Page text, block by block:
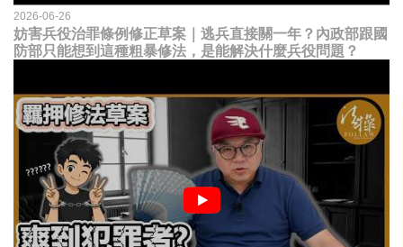
2026-06-26
妨害兵役治罪條例修正草案｜逃兵直接關一年？內政部跟國
防部只能想到這種粗暴修法，是能解決什麼兵役問題？